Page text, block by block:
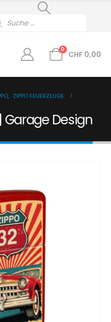
0
CHF 0,00
, ZIPPO FEUERZEUGE
Garage Design